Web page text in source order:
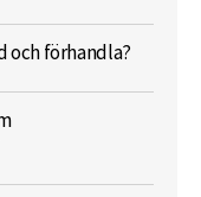
och förhandla?